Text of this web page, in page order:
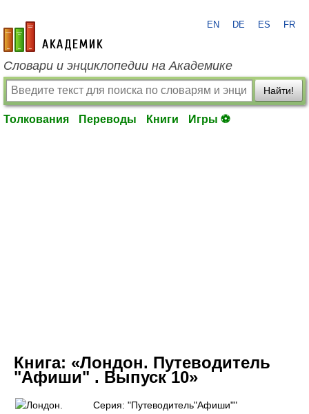
academic.ru
EN DE ES FR
Словари и энциклопедии на Академике
Найти!
Толкования Переводы Книги Игры ⚽
Книга: «Лондон. Путеводитель
"Афиши" . Выпуск 10»
Серия: "Путеводитель"Афиши""